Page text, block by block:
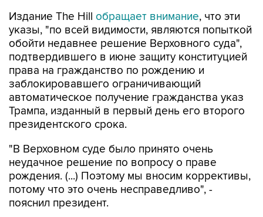
Издание The Hill обращает внимание, что эти
указы, "по всей видимости, являются попыткой
обойти недавнее решение Верховного суда",
подтвердившего в июне защиту конституцией
права на гражданство по рождению и
заблокировавшего ограничивающий
автоматическое получение гражданства указ
Трампа, изданный в первый день его второго
президентского срока.
"В Верховном суде было принято очень
неудачное решение по вопросу о праве
рождения. (...) Поэтому мы вносим коррективы,
потому что это очень несправедливо", -
пояснил президент.